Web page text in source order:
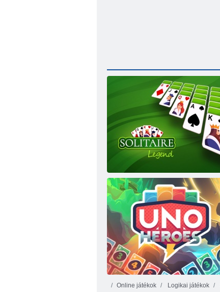
Pasziánsz legenda
Online játékok Logikai játékok